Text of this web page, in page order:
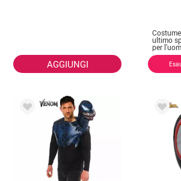
AGGIUNGI
ultimo
per